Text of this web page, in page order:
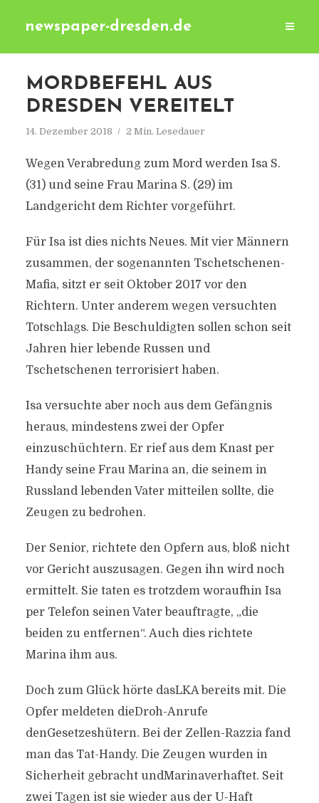
newspaper-dresden.de
MORDBEFEHL AUS
DRESDEN VEREITELT
14. Dezember 2018 2 Min. Lesedauer
Wegen Verabredung zum Mord werden Isa S.
(31) und seine Frau Marina S. (29) im
Landgericht dem Richter vorgeführt.
Für Isa ist dies nichts Neues. Mit vier Männern
zusammen, der sogenannten Tschetschenen-
Mafia, sitzt er seit Oktober 2017 vor den
Richtern. Unter anderem wegen versuchten
Totschlags. Die Beschuldigten sollen schon seit
Jahren hier lebende Russen und
Tschetschenen terrorisiert haben.
Isa versuchte aber noch aus dem Gefängnis
heraus, mindestens zwei der Opfer
einzuschüchtern. Er rief aus dem Knast per
Handy seine Frau Marina an, die seinem in
Russland lebenden Vater mitteilen sollte, die
Zeugen zu bedrohen.
Der Senior, richtete den Opfern aus, bloß nicht
vor Gericht auszusagen. Gegen ihn wird noch
ermittelt. Sie taten es trotzdem woraufhin Isa
per Telefon seinen Vater beauftragte, „die
beiden zu entfernen“. Auch dies richtete
Marina ihm aus.
Doch zum Glück hörte dasLKA bereits mit. Die
Opfer meldeten dieDroh-Anrufe
denGesetzeshütern. Bei der Zellen-Razzia fand
man das Tat-Handy. Die Zeugen wurden in
Sicherheit gebracht undMarinaverhaftet. Seit
zwei Tagen ist sie wieder aus der U-Haft